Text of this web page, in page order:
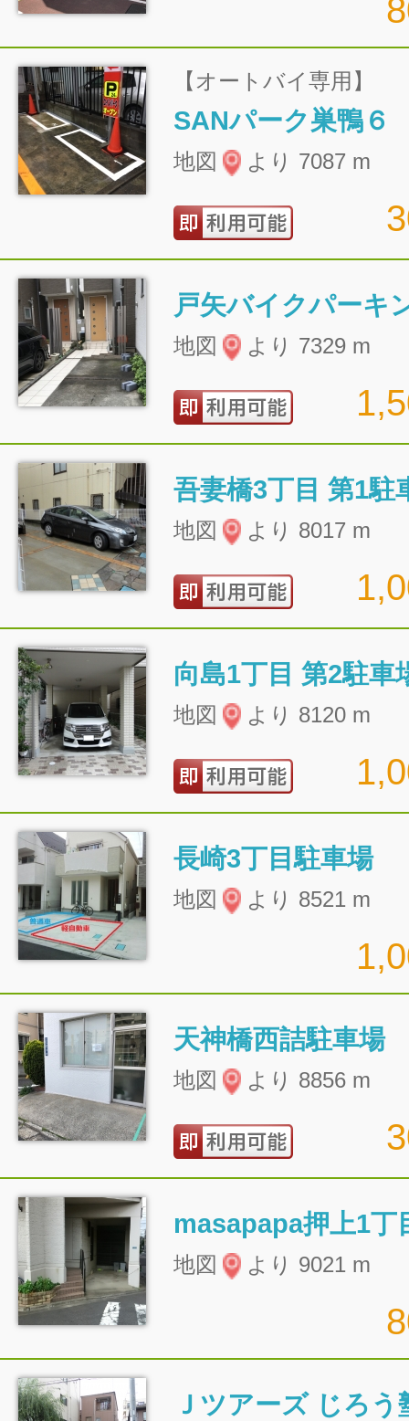
【オートバイ専用】
SANパーク巣鴨６
地図 より 7087 m
戸矢バイクパーキ
地図 より 7329 m
吾妻橋3丁目 第1駐
地図 より 8017 m
向島1丁目 第2駐車
地図 より 8120 m
長崎3丁目駐車場
地図 より 8521 m
天神橋西詰駐車場
地図 より 8856 m
masapapa押上1丁
地図 より 9021 m
Ｊツアーズ じろ